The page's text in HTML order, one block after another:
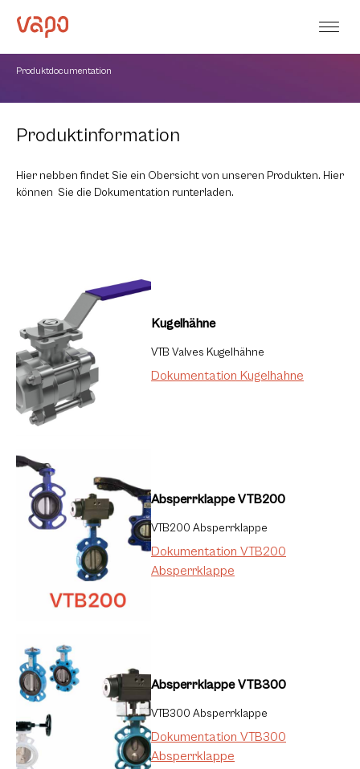
Produktdocumentation
Produktinformation
Hier nebben findet Sie ein Obersicht von unseren Produkten. Hier
können Sie die Dokumentation runterladen.
Kugelhähne
VTB Valves Kugelhähne
Dokumentation Kugelhahne
Absperrklappe VTB200
VTB200 Absperrklappe
Dokumentation VTB200
Absperrklappe
Absperrklappe VTB300
VTB300 Absperrklappe
Dokumentation VTB300
Absperrklappe